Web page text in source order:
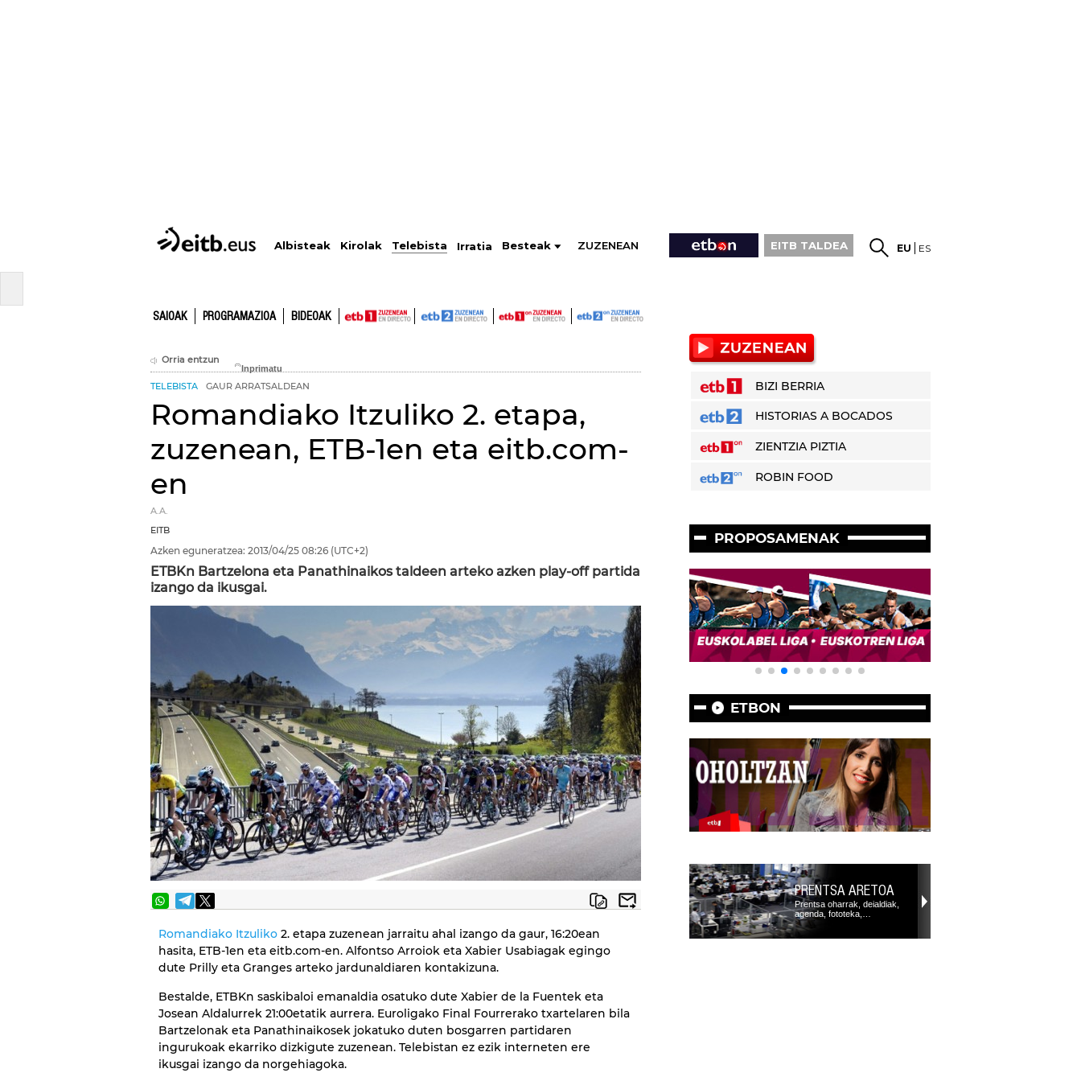
Albisteak Kirolak Telebista Irratia Besteak ZUZENEAN EITB TALDEA EU ES
SAIOAK PROGRAMAZIOA BIDEOAK
Orria entzun
TELEBISTA GAUR ARRATSALDEAN
Romandiako Itzuliko 2. etapa,
zuzenean, ETB-1en eta eitb.com-
en
A.A.
EITB
Azken eguneratzea: 2013/04/25 08:26 (UTC+2)
ETBKn Bartzelona eta Panathinaikos taldeen arteko azken play-off partida
izango da ikusgai.
Romandiako Itzuliko 2. etapa zuzenean jarraitu ahal izango da gaur, 16:20ean
hasita, ETB-1en eta eitb.com-en. Alfontso Arroiok eta Xabier Usabiagak egingo
dute Prilly eta Granges arteko jardunaldiaren kontakizuna.
Bestalde, ETBKn saskibaloi emanaldia osatuko dute Xabier de la Fuentek eta
Josean Aldalurrek 21:00etatik aurrera. Euroligako Final Fourrerako txartelaren bila
Bartzelonak eta Panathinaikosek jokatuko duten bosgarren partidaren
ingurukoak ekarriko dizkigute zuzenean. Telebistan ez ezik interneten ere
ikusgai izango da norgehiagoka.
BIZI BERRIA
HISTORIAS A BOCADOS
ZIENTZIA PIZTIA
ROBIN FOOD
PROPOSAMENAK
ETBON
PRENTSA ARETOA
Prentsa oharrak, deialdiak,
agenda, fototeka,…